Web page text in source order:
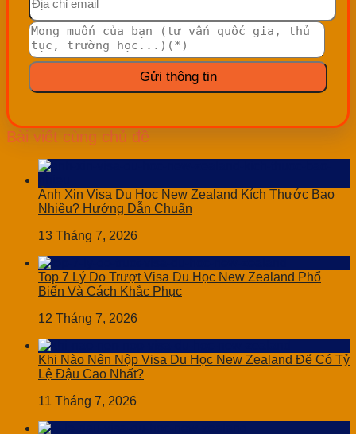
Bài viết cùng chủ đề
Ảnh Xin Visa Du Học New Zealand Kích Thước Bao
Nhiêu? Hướng Dẫn Chuẩn
13 Tháng 7, 2026
Top 7 Lý Do Trượt Visa Du Học New Zealand Phổ
Biến Và Cách Khắc Phục
12 Tháng 7, 2026
Khi Nào Nên Nộp Visa Du Học New Zealand Để Có Tỷ
Lệ Đậu Cao Nhất?
11 Tháng 7, 2026